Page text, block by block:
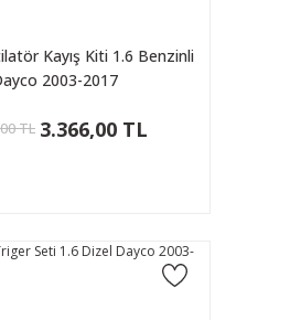
Kayış Kiti 1.6 Benzinli
2003-2017
TL 3.366,00 TL